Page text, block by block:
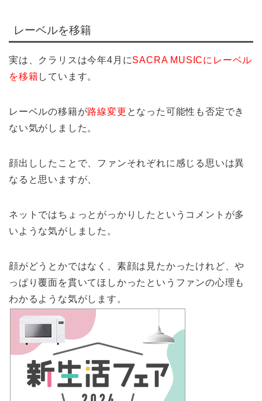
レーベルを移籍
実は、クラリスは今年4月にSACRA MUSICにレーベル
を移籍しています。
レーベルの移籍が路線変更 となった可能性も否定でき
ない気がしました。
顔出ししたことで、ファンそれぞれに感じる思いは異
なると思いますが、
ネットではちょっとがっかりしたというコメントが多
いような気がしました。
顔がどうとかではなく、素顔は見たかったけれど、や
っぱり覆面を貫いてほしかったというファンの心理も
わかるような気がします。